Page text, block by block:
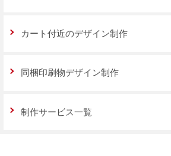
カート付近のデザイン制作
同梱印刷物デザイン制作
制作サービス一覧